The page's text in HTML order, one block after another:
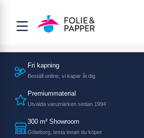
Fri kapning
Beställ online, vi kapar åt dig
Premiummaterial
Utvalda varumärken sedan 1994
300 m² Showroom
Göteborg, testa innan du köper